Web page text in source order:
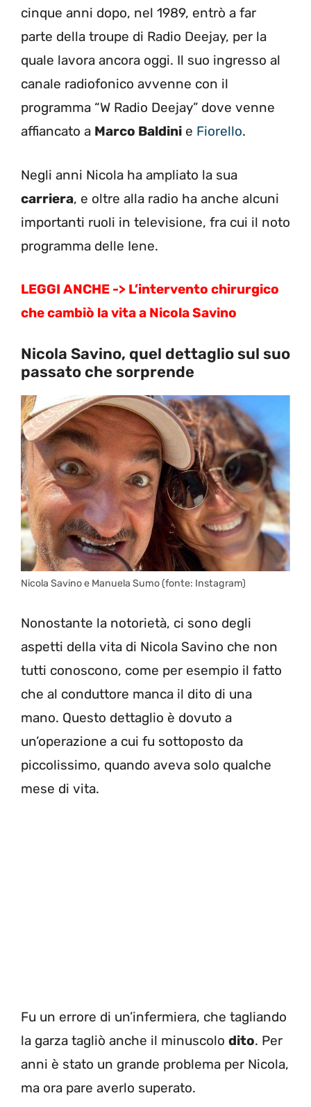
cinque anni dopo, nel 1989, entrò a far
parte della troupe di Radio Deejay, per la
quale lavora ancora oggi. Il suo ingresso al
canale radiofonico avvenne con il
programma “W Radio Deejay” dove venne
affiancato a Marco Baldini e Fiorello.
Negli anni Nicola ha ampliato la sua
carriera, e oltre alla radio ha anche alcuni
importanti ruoli in televisione, fra cui il noto
programma delle Iene.
LEGGI ANCHE -> L’intervento chirurgico
che cambiò la vita a Nicola Savino
Nicola Savino, quel dettaglio sul suo
passato che sorprende
Nicola Savino e Manuela Sumo (fonte: Instagram)
Nonostante la notorietà, ci sono degli
aspetti della vita di Nicola Savino che non
tutti conoscono, come per esempio il fatto
che al conduttore manca il dito di una
mano. Questo dettaglio è dovuto a
un’operazione a cui fu sottoposto da
piccolissimo, quando aveva solo qualche
mese di vita.
Fu un errore di un’infermiera, che tagliando
la garza tagliò anche il minuscolo dito. Per
anni è stato un grande problema per Nicola,
ma ora pare averlo superato.